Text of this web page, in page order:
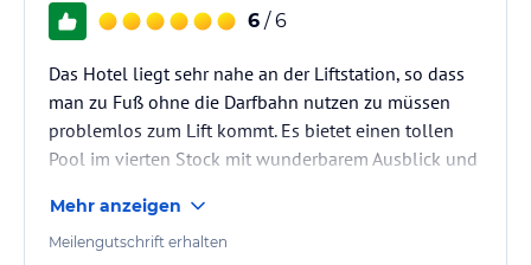
6 / 6
Das Hotel liegt sehr nahe an der Liftstation, so dass
man zu Fuß ohne die Darfbahn nutzen zu müssen
problemlos zum Lift kommt. Es bietet einen tollen
Pool im vierten Stock mit wunderbarem Ausblick und
Mehr anzeigen
Meilengutschrift erhalten